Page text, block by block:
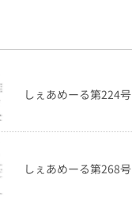
しぇあめーる第224号
しぇあめーる第268号